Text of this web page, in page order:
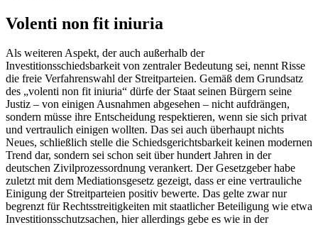
Volenti non fit iniuria
Als weiteren Aspekt, der auch außerhalb der
Investitionsschiedsbarkeit von zentraler Bedeutung sei, nennt Risse
die freie Verfahrenswahl der Streitparteien. Gemäß dem Grundsatz
des „volenti non fit iniuria“ dürfe der Staat seinen Bürgern seine
Justiz – von einigen Ausnahmen abgesehen – nicht aufdrängen,
sondern müsse ihre Entscheidung respektieren, wenn sie sich privat
und vertraulich einigen wollten. Das sei auch überhaupt nichts
Neues, schließlich stelle die Schiedsgerichtsbarkeit keinen modernen
Trend dar, sondern sei schon seit über hundert Jahren in der
deutschen Zivilprozessordnung verankert. Der Gesetzgeber habe
zuletzt mit dem Mediationsgesetz gezeigt, dass er eine vertrauliche
Einigung der Streitparteien positiv bewerte. Das gelte zwar nur
begrenzt für Rechtsstreitigkeiten mit staatlicher Beteiligung wie etwa
Investitionsschutzsachen, hier allerdings gebe es wie in der